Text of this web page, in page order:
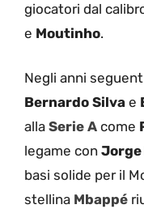
giocatori dal
e Moutinho.
Negli anni
Bernardo Silva e
alla Serie A come
legame con Jorge
basi solide per il
stellina Mbappé